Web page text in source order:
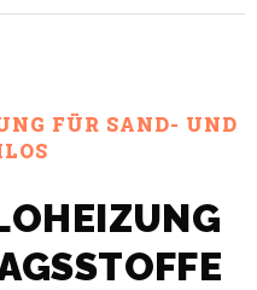
FÜR SAND- UND